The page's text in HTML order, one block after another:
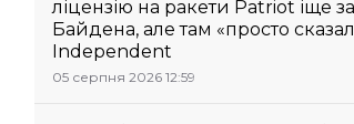
ліцензію на ракети Patriot іще за
Байдена, але там «просто
Independent
05 серпня 2026 12:59